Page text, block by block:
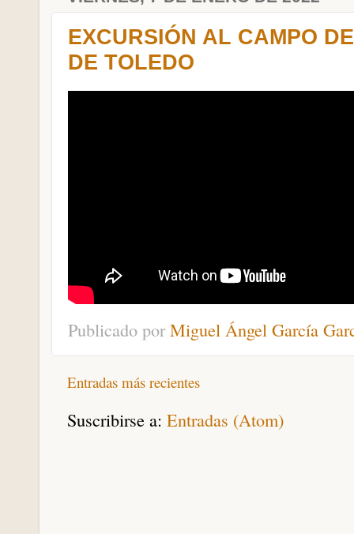
EXCURSIÓN AL CAMPO
DE TOLEDO
Publicado porMiguel Ángel García
Entradas más recientes
Suscribirse a: Entradas (Atom)